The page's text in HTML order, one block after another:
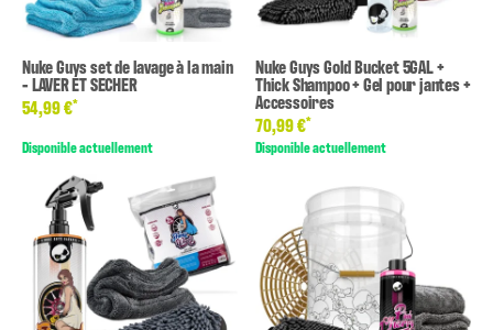
Nuke Guys set de lavage à la main
- LAVER ET SECHER
54,99 €*
Disponible actuellement
Nuke Guys Gold Bucket 5GAL +
Thick Shampoo + Gel pour jantes +
Accessoires
70,99 €*
Disponible actuellement